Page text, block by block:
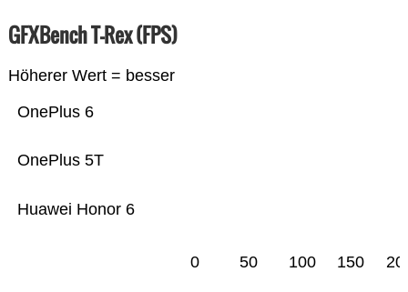
GFXBench T-Rex (FPS)
Höherer Wert = besser
Huawei Honor 6
OnePlus 5T
OnePlus 6
0 50 100 150